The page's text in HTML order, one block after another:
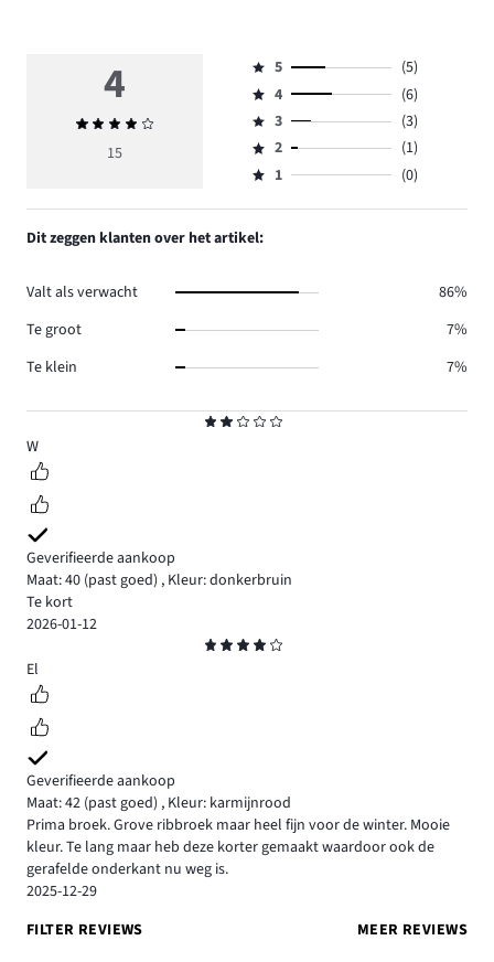
2
W
Geverifieerde aankoop
Maat: 40 (past goed) , Kleur: donkerbruin
Te kort
2026-01-12
4
El
Geverifieerde aankoop
Maat: 42 (past goed) , Kleur: karmijnrood
Prima broek. Grove ribbroek maar heel fijn voor de winter. Mooie
kleur. Te lang maar heb deze korter gemaakt waardoor ook de
gerafelde onderkant nu weg is.
2025-12-29
FILTER REVIEWS
MEER REVIEWS
4
Gemiddelde
beoordeling
15
Beoordeling
5,
aantal
reviews
5.
5
(5)
Beoordeling
4,
aantal
reviews
4
(6)
Beoordeling
3,
aantal
3
(3)
Beoordeling
2,
1.
2
(1)
Beoordeling
1,
aantal
reviews
1 (0)
Dit zeggen klanten over het artikel:
Valt als verwacht
86%
Te groot
7%
Te klein
7%